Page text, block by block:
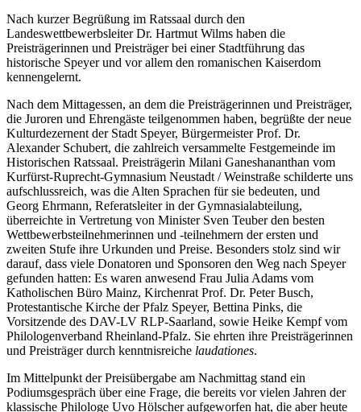
Nach kurzer Begrüßung im Ratssaal durch den
Landeswettbewerbsleiter Dr. Hartmut Wilms haben die
Preisträgerinnen und Preisträger bei einer Stadtführung das
historische Speyer und vor allem den romanischen Kaiserdom
kennengelernt.
Nach dem Mittagessen, an dem die Preisträgerinnen und Preisträger,
die Juroren und Ehrengäste teilgenommen haben, begrüßte der neue
Kulturdezernent der Stadt Speyer, Bürgermeister Prof. Dr.
Alexander Schubert, die zahlreich versammelte Festgemeinde im
Historischen Ratssaal. Preisträgerin Milani Ganeshananthan vom
Kurfürst-Ruprecht-Gymnasium Neustadt / Weinstraße schilderte uns
aufschlussreich, was die Alten Sprachen für sie bedeuten, und
Georg Ehrmann, Referatsleiter in der Gymnasialabteilung,
überreichte in Vertretung von Minister Sven Teuber den besten
Wettbewerbsteilnehmerinnen und -teilnehmern der ersten und
zweiten Stufe ihre Urkunden und Preise. Besonders stolz sind wir
darauf, dass viele Donatoren und Sponsoren den Weg nach Speyer
gefunden hatten: Es waren anwesend Frau Julia Adams vom
Katholischen Büro Mainz, Kirchenrat Prof. Dr. Peter Busch,
Protestantische Kirche der Pfalz Speyer, Bettina Pinks, die
Vorsitzende des DAV-LV RLP-Saarland, sowie Heike Kempf vom
Philologenverband Rheinland-Pfalz. Sie ehrten ihre Preisträgerinnen
und Preisträger durch kenntnisreiche laudationes.
Im Mittelpunkt der Preisübergabe am Nachmittag stand ein
Podiumsgespräch über eine Frage, die bereits vor vielen Jahren der
klassische Philologe Uvo Hölscher aufgeworfen hat, die aber heute